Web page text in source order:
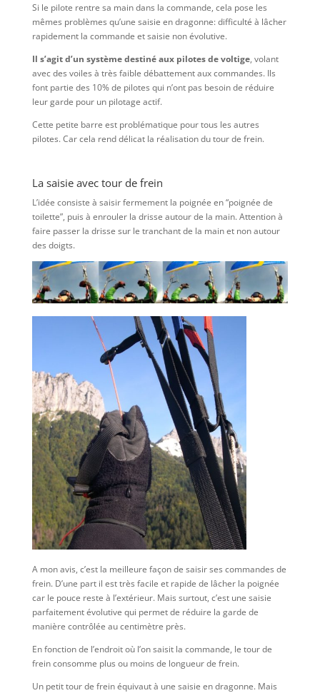
Si le pilote rentre sa main dans la commande, cela pose les
mêmes problèmes qu’une saisie en dragonne: difficulté à lâcher
rapidement la commande et saisie non évolutive.
Il s’agit d’un système destiné aux pilotes de voltige, volant
avec des voiles à très faible débattement aux commandes. Ils
font partie des 10% de pilotes qui n’ont pas besoin de réduire
leur garde pour un pilotage actif.
Cette petite barre est problématique pour tous les autres
pilotes. Car cela rend délicat la réalisation du tour de frein.
La saisie avec tour de frein
L’idée consiste à saisir fermement la poignée en “poignée de
toilette”, puis à enrouler la drisse autour de la main. Attention à
faire passer la drisse sur le tranchant de la main et non autour
des doigts.
A mon avis, c’est la meilleure façon de saisir ses commandes de
frein. D’une part il est très facile et rapide de lâcher la poignée
car le pouce reste à l’extérieur. Mais surtout, c’est une saisie
parfaitement évolutive qui permet de réduire la garde de
manière contrôlée au centimètre près.
En fonction de l’endroit où l’on saisit la commande, le tour de
frein consomme plus ou moins de longueur de frein.
Un petit tour de frein équivaut à une saisie en dragonne. Mais